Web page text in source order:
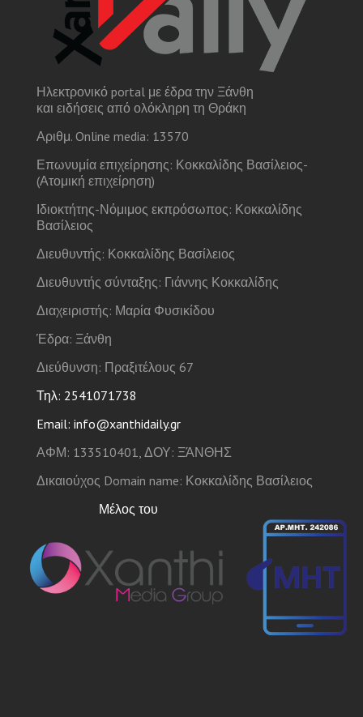
Ηλεκτρονικό portal με έδρα την Ξάνθη
και ειδήσεις από ολόκληρη τη Θράκη
Αριθμ. Online media: 13570
Επωνυμία επιχείρησης: Κοκκαλίδης Βασίλειος-
(Ατομική επιχείρηση)
Ιδιοκτήτης-Νόμιμος εκπρόσωπος: Κοκκαλίδης
Βασίλειος
Διευθυντής: Κοκκαλίδης Βασίλειος
Διευθυντής σύνταξης: Γιάννης Κοκκαλίδης
Διαχειριστής: Μαρία Φυσικίδου
Έδρα: Ξάνθη
Διεύθυνση: Πραξιτέλους 67
Τηλ: 2541071738
Email: info@xanthidaily.gr
ΑΦΜ: 133510401, ΔΟΥ: ΞΆΝΘΗΣ
Δικαιούχος Domain name: Κοκκαλίδης Βασίλειος
Μέλος του